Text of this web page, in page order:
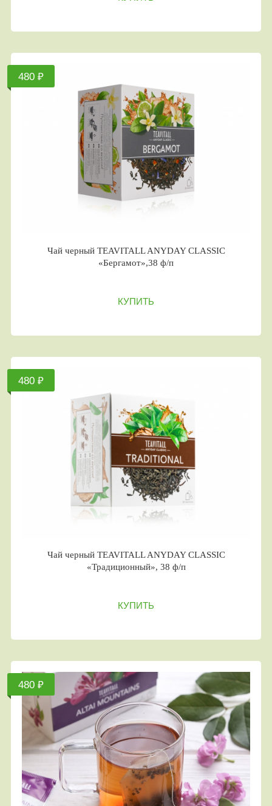
480 ₽
Чай черный TEAVITALL ANYDAY CLASSIC
«Бергамот»,38 ф/п
КУПИТЬ
480 ₽
Чай черный TEAVITALL ANYDAY CLASSIC
«Традиционный», 38 ф/п
КУПИТЬ
480 ₽